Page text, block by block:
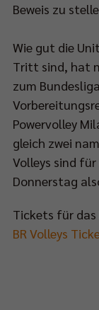
Beweis zu
Wie gut die
Tritt sind, hat
zum
Powervolley
gleich zwei
Volleys sind
Donnerstag
Tickets für
BR Volleys